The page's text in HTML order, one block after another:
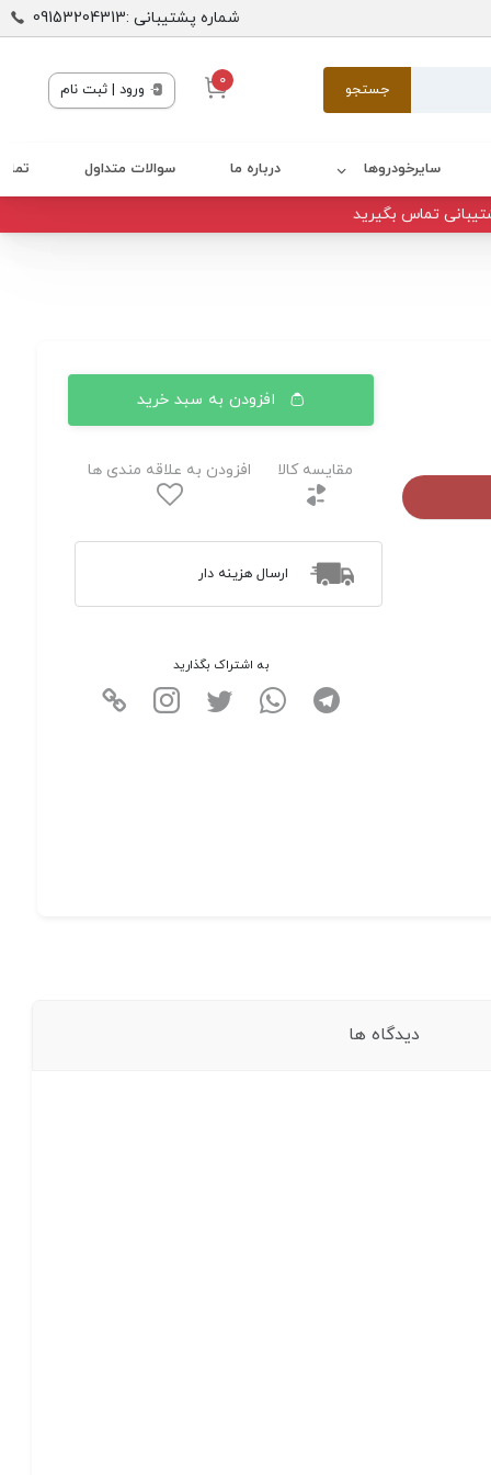
شماره پشتیبانی :09153204313
جستجو 0 ورود | ثبت نام
سایرخودروها درباره ما سوالات متداول
تماس بگیرید
افزودن به سبد خرید
مقایسه کالا افزودن به علاقه مندی ها
ارسال هزینه دار
به اشتراک بگذارید
دیدگاه ها